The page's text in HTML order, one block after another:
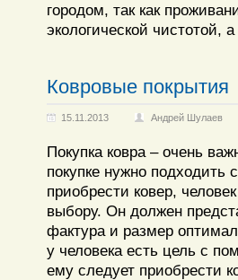
городом, так как
экологической чистотой,
Ковровые покрытия
15.11.2013 Андрей Шулаев
Покупка ковра – очень
покупке нужно подходить
приобрести ковер,
выбору. Он должен
фактура и размер
у человека есть цель с
ему следует приобрести